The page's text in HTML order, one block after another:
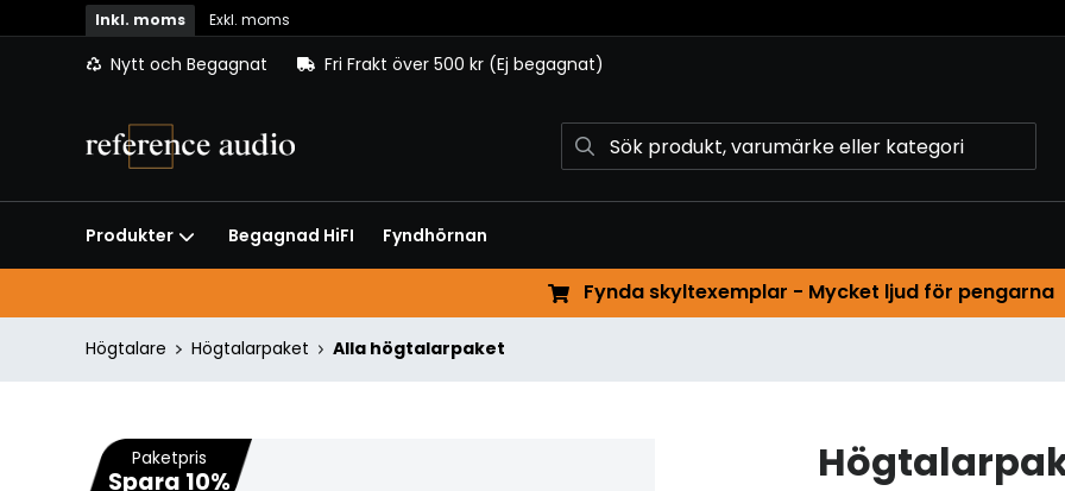
Inkl. moms Exkl. moms
Nytt och Begagnat Fri Frakt över 500 kr (Ej begagnat)
Produkter Begagnad HiFI Fyndhörnan
Fynda skyltexemplar - Mycket ljud för pengarna
Högtalare Högtalarpaket Alla högtalarpaket
Paketpris
Spara 10%